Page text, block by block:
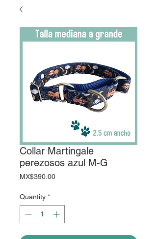
Collar Martingale
perezosos azul M-G
MX$390.00Price
Quantity *